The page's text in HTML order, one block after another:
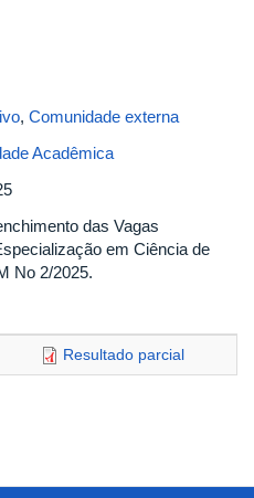
, Comunidade externa
Acadêmica
das Vagas
em Ciência de
No 2/2025.
Resultado parcial